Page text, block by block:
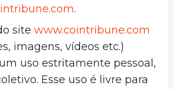
.
site www.cointribune.com
imagens, vídeos etc.)
uso estritamente pessoal,
Esse uso é livre para